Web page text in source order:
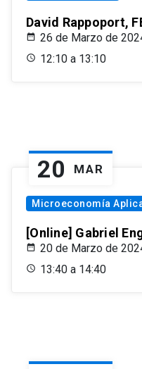
David Rappoport,
26 de Marzo de
12:10 a 13:10
20 MAR
Microeconomía
[Online] Gabriel
20 de Marzo de
13:40 a 14:40